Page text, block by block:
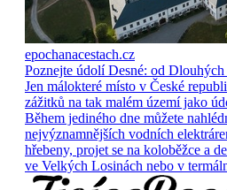
epochanacestach.cz
Poznejte údolí Desné: od
Jen málokteré místo v České
zážitků na tak malém území jako
Během jediného dne můžete
nejvýznamnějších vodních
hřebeny, projet se na koloběžce a
ve Velkých Losinách nebo v